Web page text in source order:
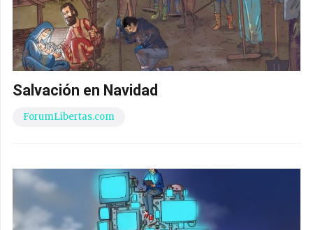
Salvación en Navidad
ForumLibertas.com